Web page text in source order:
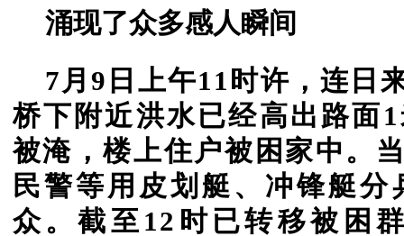
涌现了众多感人瞬间
7月9日上午11时许，连日
桥下附近洪水已经高出路面
被淹，楼上住户被困家中。
民警等用皮划艇、冲锋艇
众。截至12时已转移被困